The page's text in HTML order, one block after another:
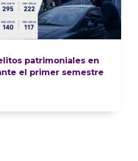
patrimoniales en
el primer semestre